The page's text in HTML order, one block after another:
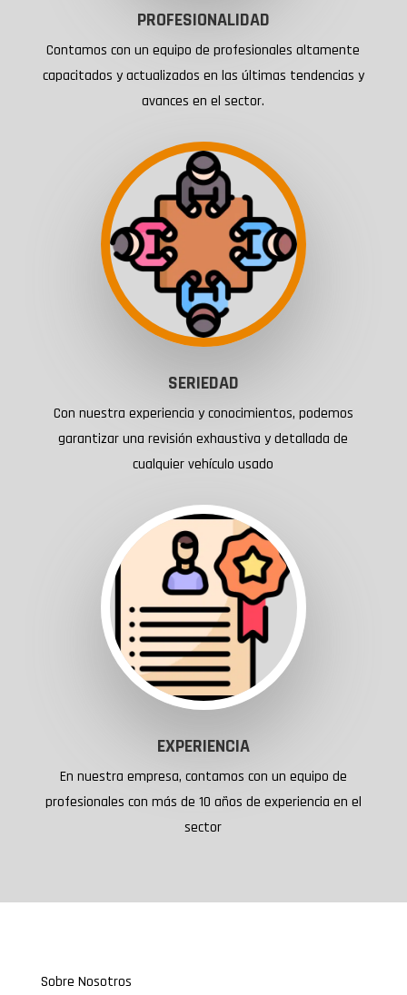
PROFESIONALIDAD
Contamos con un equipo de profesionales altamente
capacitados y actualizados en las últimas tendencias y
avances en el sector.
SERIEDAD
Con nuestra experiencia y conocimientos, podemos
garantizar una revisión exhaustiva y detallada de
cualquier vehículo usado
EXPERIENCIA
En nuestra empresa, contamos con un equipo de
profesionales con más de 10 años de experiencia en el
sector
Sobre Nosotros